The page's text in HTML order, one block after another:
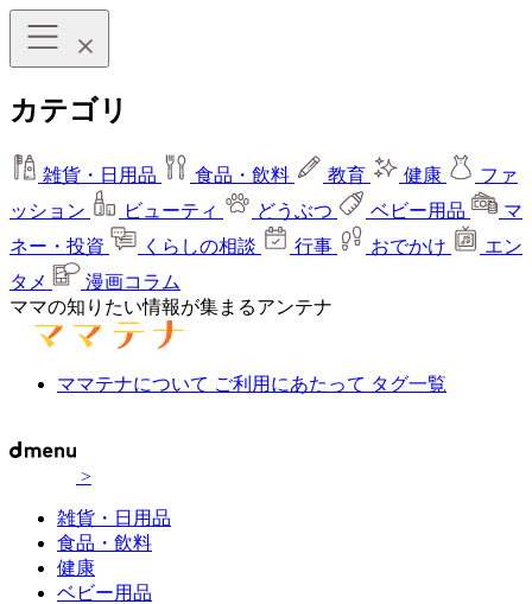
カテゴリ
雑貨・日用品 食品・飲料 教育 健康
ファ
ッション
ビューティ どうぶつ ベビー用品
マ
ネー・投資
くらしの相談 行事 おでかけ
エン
タメ
漫画コラム
ママの知りたい情報が集まるアンテナ
ママテナについて ご利用にあたって タグ一覧
>
雑貨・日用品
食品・飲料
健康
ベビー用品